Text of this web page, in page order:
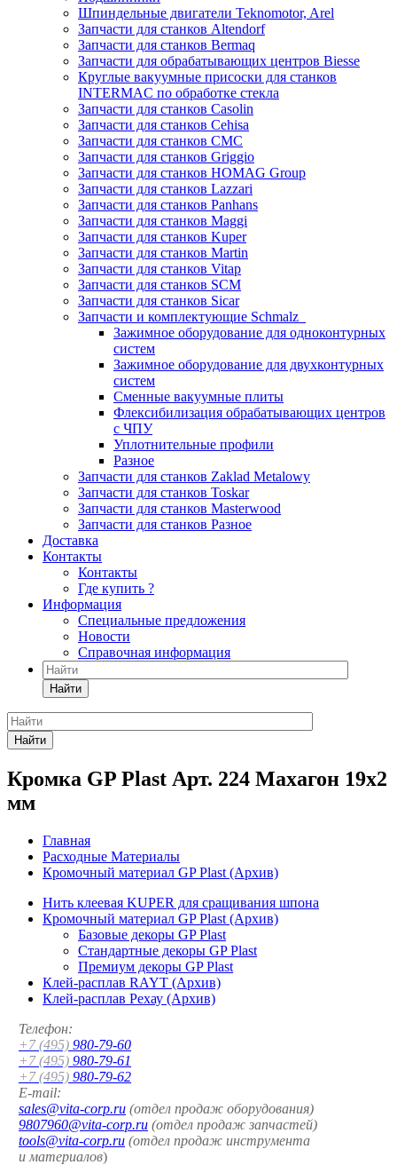
Шпиндельные двигатели Teknomotor, Arel
Запчасти для станков Altendorf
Запчасти для станков Bermaq
Запчасти для обрабатывающих центров Biesse
Круглые вакуумные присоски для станков
INTERMAC по обработке стекла
Запчасти для станков Casolin
Запчасти для станков Cehisa
Запчасти для станков CMC
Запчасти для станков Griggio
Запчасти для станков HOMAG Group
Запчасти для станков Lazzari
Запчасти для станков Panhans
Запчасти для станков Maggi
Запчасти для станков Kuper
Запчасти для станков Martin
Запчасти для станков Vitap
Запчасти для станков SCM
Запчасти для станков Sicar
Запчасти и комплектующие Schmalz
Зажимное оборудование для одноконтурных
систем
Зажимное оборудование для двухконтурных
систем
Сменные вакуумные плиты
Флексибилизация обрабатывающих центров
с ЧПУ
Уплотнительные профили
Разное
Запчасти для станков Zaklad Metalowy
Запчасти для станков Toskar
Запчасти для станков Masterwood
Запчасти для станков Разное
Доставка
Контакты
Контакты
Где купить ?
Информация
Специальные предложения
Новости
Справочная информация
Найти
Найти
Кромка GP Plast Арт. 224 Махагон 19x2
мм
Главная
Расходные Материалы
Кромочный материал GP Plast (Архив)
Нить клеевая KUPER для сращивания шпона
Кромочный материал GP Plast (Архив)
Базовые декоры GP Plast
Стандартные декоры GP Plast
Премиум декоры GP Plast
Клей-расплав RAYT (Архив)
Клей-расплав Рехау (Архив)
Телефон:
+7 (495) 980-79-60
+7 (495) 980-79-61
+7 (495) 980-79-62
E-mail:
sales@vita-corp.ru (отдел продаж оборудования)
9807960@vita-corp.ru (отдел продаж запчастей)
tools@vita-corp.ru (отдел продаж инструмента
и материалов)